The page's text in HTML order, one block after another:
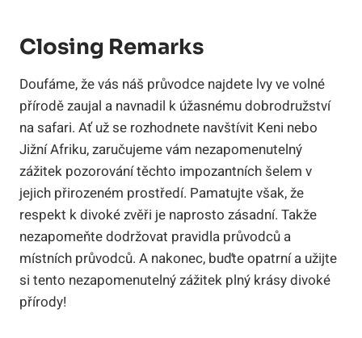
Closing Remarks
Doufáme, že vás náš průvodce najdete lvy ve volné
přírodě zaujal a navnadil k úžasnému dobrodružství
na safari. Ať už se rozhodnete navštívit Keni nebo
Jižní Afriku, zaručujeme vám nezapomenutelný
zážitek pozorování těchto impozantních šelem v
jejich přirozeném prostředí. Pamatujte však, že
respekt k divoké zvěři je naprosto zásadní. Takže
nezapomeňte dodržovat pravidla průvodců a
místních průvodců. A nakonec, buďte opatrní a užijte
si tento nezapomenutelný zážitek plný krásy divoké
přírody!